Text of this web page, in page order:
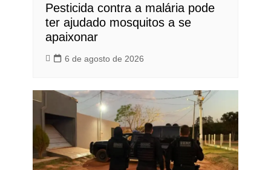
Pesticida contra a malária pode
ter ajudado mosquitos a se
apaixonar
6 de agosto de 2026